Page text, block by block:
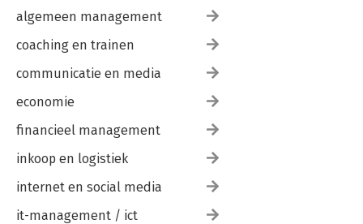
algemeen management
coaching en trainen
communicatie en media
economie
financieel management
inkoop en logistiek
internet en social media
it-management / ict